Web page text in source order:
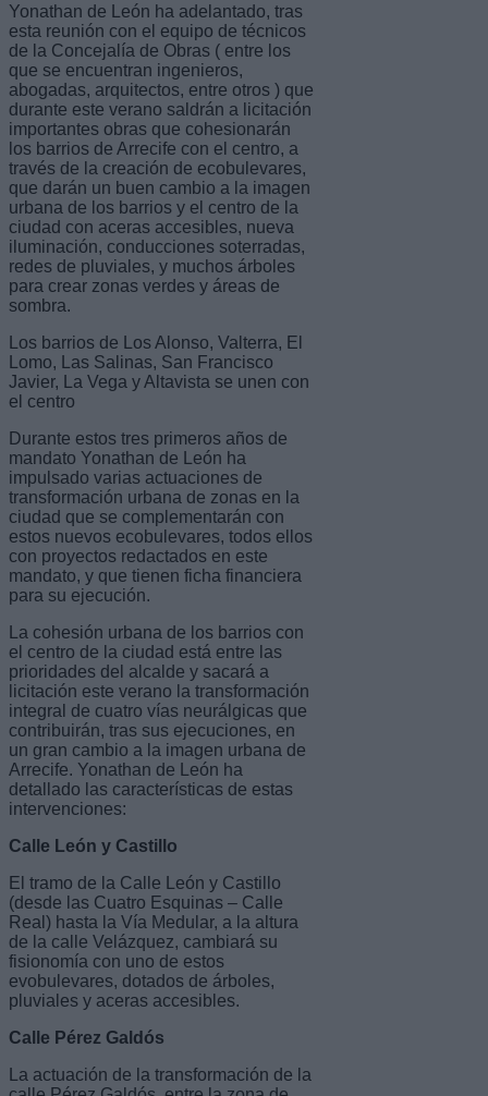
Yonathan de León ha adelantado, tras
esta reunión con el equipo de técnicos
de la Concejalía de Obras ( entre los
que se encuentran ingenieros,
abogadas, arquitectos, entre otros ) que
durante este verano saldrán a licitación
importantes obras que cohesionarán
los barrios de Arrecife con el centro, a
través de la creación de ecobulevares,
que darán un buen cambio a la imagen
urbana de los barrios y el centro de la
ciudad con aceras accesibles, nueva
iluminación, conducciones soterradas,
redes de pluviales, y muchos árboles
para crear zonas verdes y áreas de
sombra.
Los barrios de Los Alonso, Valterra, El
Lomo, Las Salinas, San Francisco
Javier, La Vega y Altavista se unen con
el centro
Durante estos tres primeros años de
mandato Yonathan de León ha
impulsado varias actuaciones de
transformación urbana de zonas en la
ciudad que se complementarán con
estos nuevos ecobulevares, todos ellos
con proyectos redactados en este
mandato, y que tienen ficha financiera
para su ejecución.
La cohesión urbana de los barrios con
el centro de la ciudad está entre las
prioridades del alcalde y sacará a
licitación este verano la transformación
integral de cuatro vías neurálgicas que
contribuirán, tras sus ejecuciones, en
un gran cambio a la imagen urbana de
Arrecife. Yonathan de León ha
detallado las características de estas
intervenciones:
Calle León y Castillo
El tramo de la Calle León y Castillo
(desde las Cuatro Esquinas – Calle
Real) hasta la Vía Medular, a la altura
de la calle Velázquez, cambiará su
fisionomía con uno de estos
evobulevares, dotados de árboles,
pluviales y aceras accesibles.
Calle Pérez Galdós
La actuación de la transformación de la